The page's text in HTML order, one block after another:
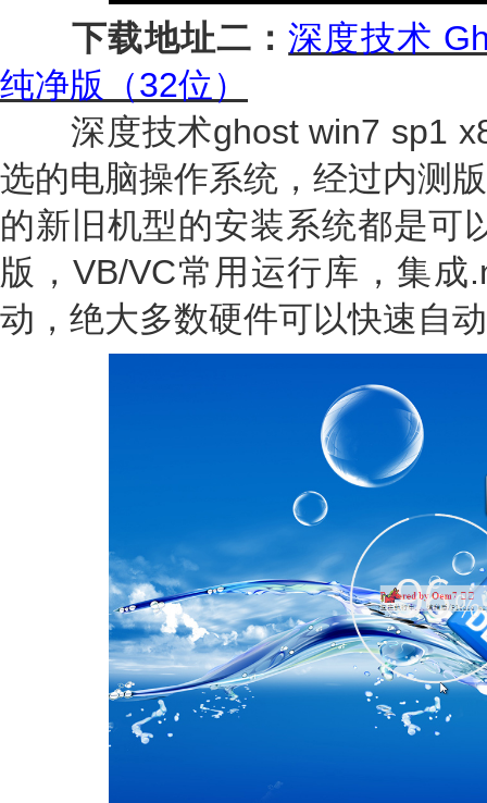
下载地址二：深度技术
纯净版（32位）
深度技术ghost win7 sp1
选的电脑操作系统，经过内测
的新旧机型的安装系统都是可
版，VB/VC常用运行库，集
动，绝大多数硬件可以快速自